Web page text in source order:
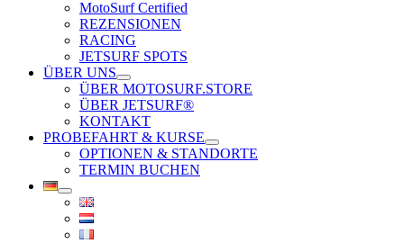
MotoSurf Certified
REZENSIONEN
RACING
JETSURF SPOTS
ÜBER UNS
ÜBER MOTOSURF.STORE
ÜBER JETSURF®
KONTAKT
PROBEFAHRT & KURSE
OPTIONEN & STANDORTE
TERMIN BUCHEN